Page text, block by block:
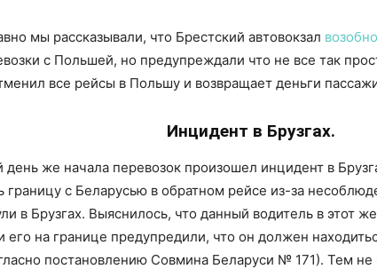
мы рассказывали, что Брестский автовокзал
с Польшей, но предупреждали что не все так
все рейсы в Польшу и возвращает деньги
Инцидент в Брузгах.
день же начала перевозок произошел инцидент в
границу с Беларусью в обратном рейсе из-за
в Брузгах. Выяснилось, что данный водитель в этот
его на границе предупредили, что он должен
постановлению Совмина Беларуси № 171). Тем не